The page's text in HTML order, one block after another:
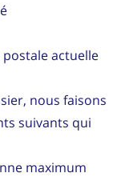
actuelle
nous faisons
suivants qui
maximum